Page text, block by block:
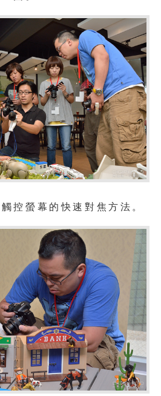
控螢幕的快速對焦方法。